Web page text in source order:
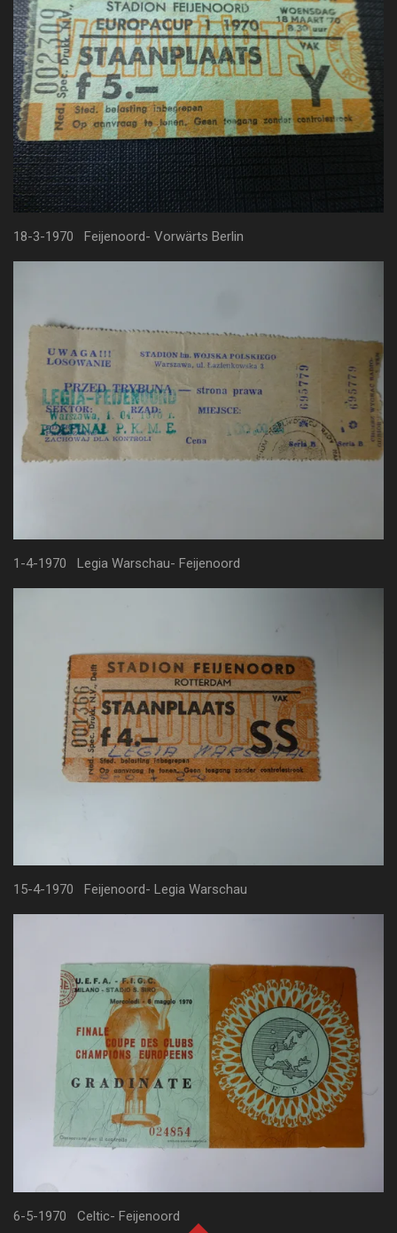
18-3-1970 Feijenoord- Vorwärts Berlin
1-4-1970 Legia Warschau- Feijenoord
15-4-1970 Feijenoord- Legia Warschau
6-5-1970 Celtic- Feijenoord